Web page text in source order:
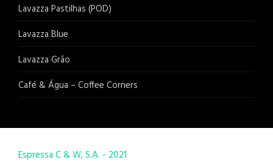
Lavazza Pastilhas (POD)
Lavazza Blue
Lavazza Grão
Café & Água – Coffee Corners
Espressa C & W, S.A. - 2021